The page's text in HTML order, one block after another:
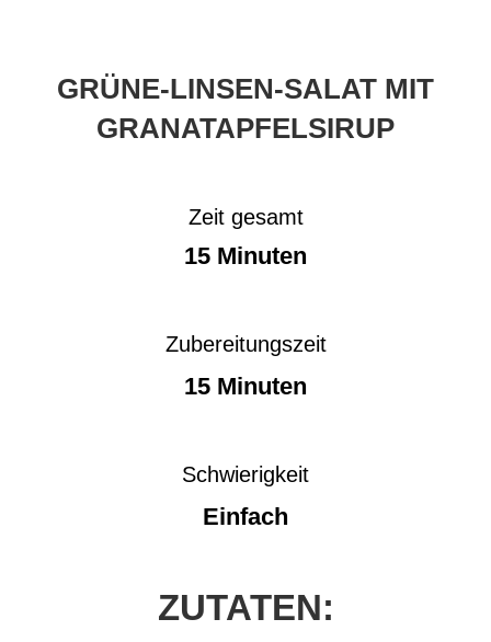
GRÜNE-LINSEN-SALAT MIT
GRANATAPFELSIRUP
Zeit gesamt
15 Minuten
Zubereitungszeit
15 Minuten
Schwierigkeit
Einfach
ZUTATEN: